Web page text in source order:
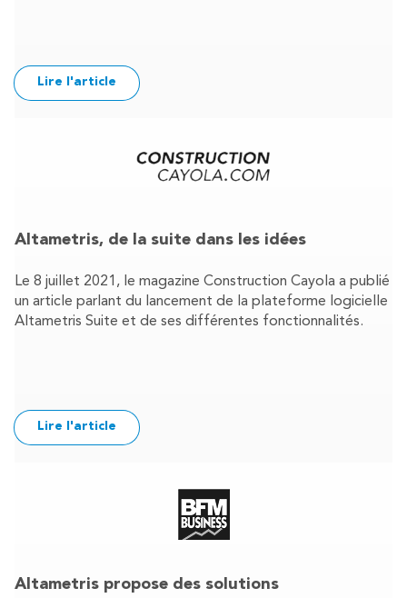
Lire l'article
Altametris, de la suite dans les idées
Le 8 juillet 2021, le magazine Construction Cayola a publié
un article parlant du lancement de la plateforme logicielle
Altametris Suite et de ses différentes fonctionnalités.
Lire l'article
Altametris propose des solutions